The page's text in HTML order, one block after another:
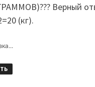
Верный
(кг).